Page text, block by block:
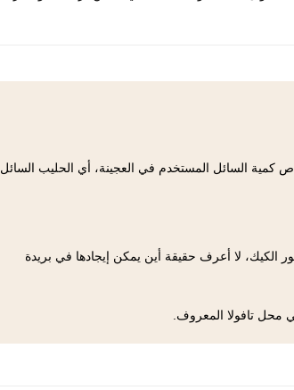
كمية السائل المستخدم في العجينة، أي الحليب السائل
الكيك، لا أعرف حقيقة أين يمكن إيجادها في بريدة
محل تافولا المعروف.